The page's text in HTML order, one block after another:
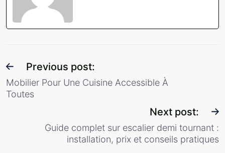
Previous post:
Mobilier Pour Une Cuisine Accessible À
Toutes
Next post:
Guide complet sur escalier demi tournant :
installation, prix et conseils pratiques